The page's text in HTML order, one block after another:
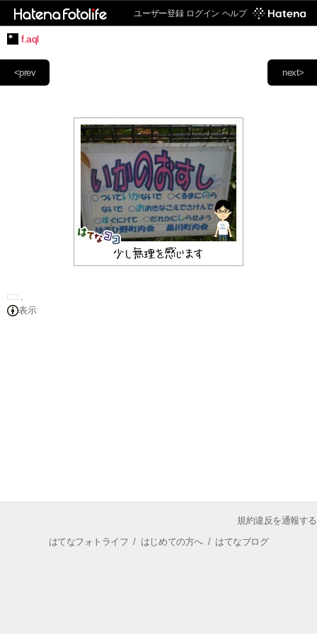
ユーザー登録 ログイン ヘルプ
f.aql
next>
<prev
表示
規約違反を通報する
はてなフォトライフ / はじめての方へ/ はてなブログ